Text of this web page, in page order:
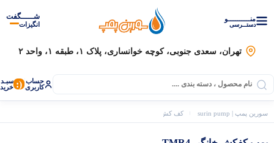
منــــــــــــو
دستــرسی
شـــــگفت
انگیزات
تهران، سعدی جنوبی، کوچه خوانساری، پلاک ۱، طبقه ۱، واحد ۲
حساب
کاربری (: سبـد
خرید
سورین پمپ | surin pump کف کش، لجن کش و شناور